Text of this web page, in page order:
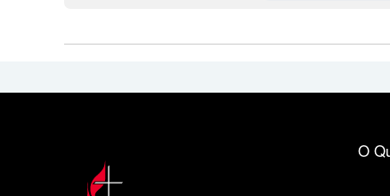
O